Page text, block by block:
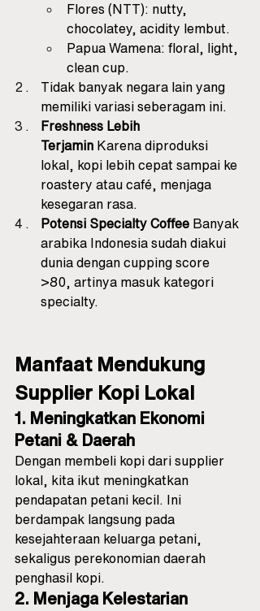
Flores (NTT): nutty,
chocolatey, acidity lembut.
Papua Wamena: floral, light,
clean cup.
Tidak banyak negara lain yang
memiliki variasi seberagam ini.
Freshness Lebih
Terjamin Karena diproduksi
lokal, kopi lebih cepat sampai ke
roastery atau café, menjaga
kesegaran rasa.
Potensi Specialty Coffee Banyak
arabika Indonesia sudah diakui
dunia dengan cupping score
>80, artinya masuk kategori
specialty.
Manfaat Mendukung
Supplier Kopi Lokal
1. Meningkatkan Ekonomi
Petani & Daerah
Dengan membeli kopi dari supplier
lokal, kita ikut meningkatkan
pendapatan petani kecil. Ini
berdampak langsung pada
kesejahteraan keluarga petani,
sekaligus perekonomian daerah
penghasil kopi.
2. Menjaga Kelestarian